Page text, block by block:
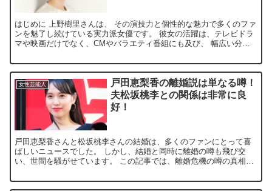
はじめに 上野樹里さんは、 その演技力と個性的な魅力で多くのファ
ンを魅了し続けている実力派女優です。 彼女の活躍は、テレビドラ
マや映画だけでなく、CMやバラエティ番組にも及び、 幅広い分野
女性芸能人
戸田恵梨香の離婚説は単なる噂！
夫松坂桃李との関係は非常に良
好！
戸田恵梨香さんと松坂桃李さんの結婚は、多くのファンにとって喜
ばしいニュースでした。 しかし、結婚と同時に離婚の噂も飛び交
い、世間を騒がせています。 この記事では、離婚危機の噂の真相